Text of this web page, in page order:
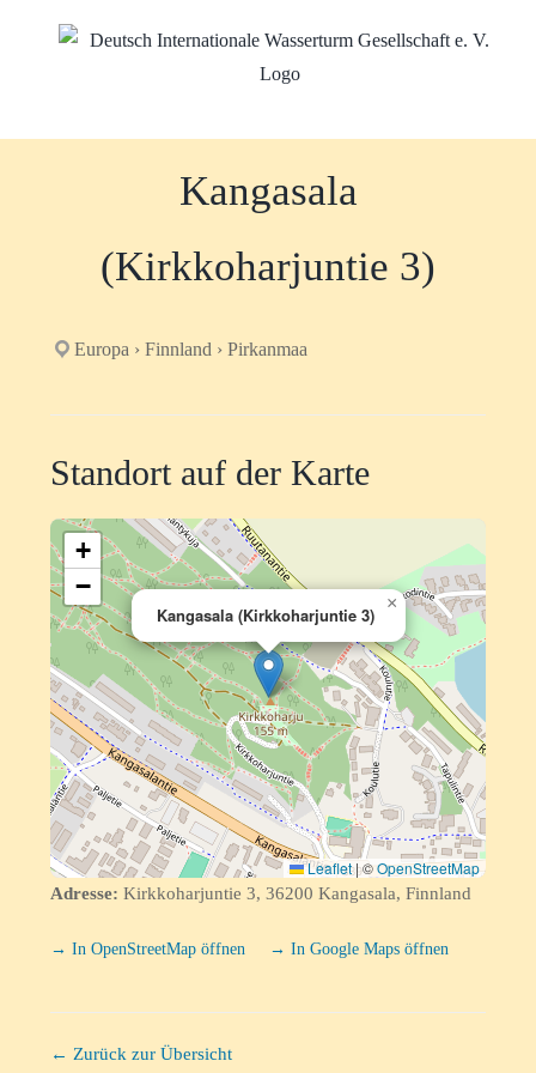
Kangasala
(Kirkkoharjuntie 3)
Europa › Finnland › Pirkanmaa
Standort auf der Karte
Kangasala (Kirkkoharjuntie 3)
×
+
−
Leaflet |©OpenStreetMap
Adresse: Kirkkoharjuntie 3, 36200 Kangasala, Finnland
→ In OpenStreetMap öffnen → In Google Maps öffnen
← Zurück zur Übersicht